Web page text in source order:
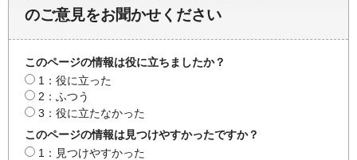
のご意見をお聞かせください
このページの情報は役に立ちましたか？
1：役に立った
2：ふつう
3：役に立たなかった
このページの情報は見つけやすかったですか？
1：見つけやすかった